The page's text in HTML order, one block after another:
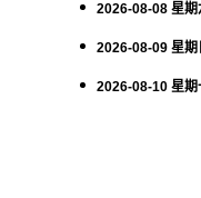
2026-08-08 星期
2026-08-09 星期
2026-08-10 星期